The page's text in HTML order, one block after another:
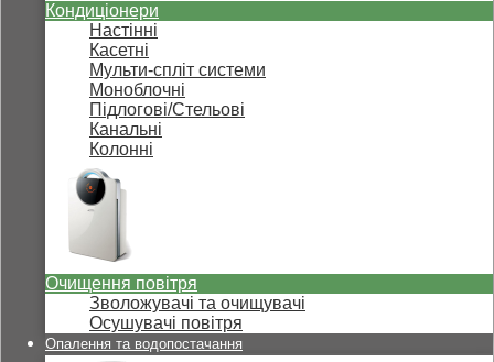
Кондиціонери
Настінні
Касетні
Мульти-спліт системи
Моноблочні
Підлогові/Стельові
Канальні
Колонні
Очищення повітря
Зволожувачі та очищувачі
Осушувачі повітря
Опалення та водопостачання